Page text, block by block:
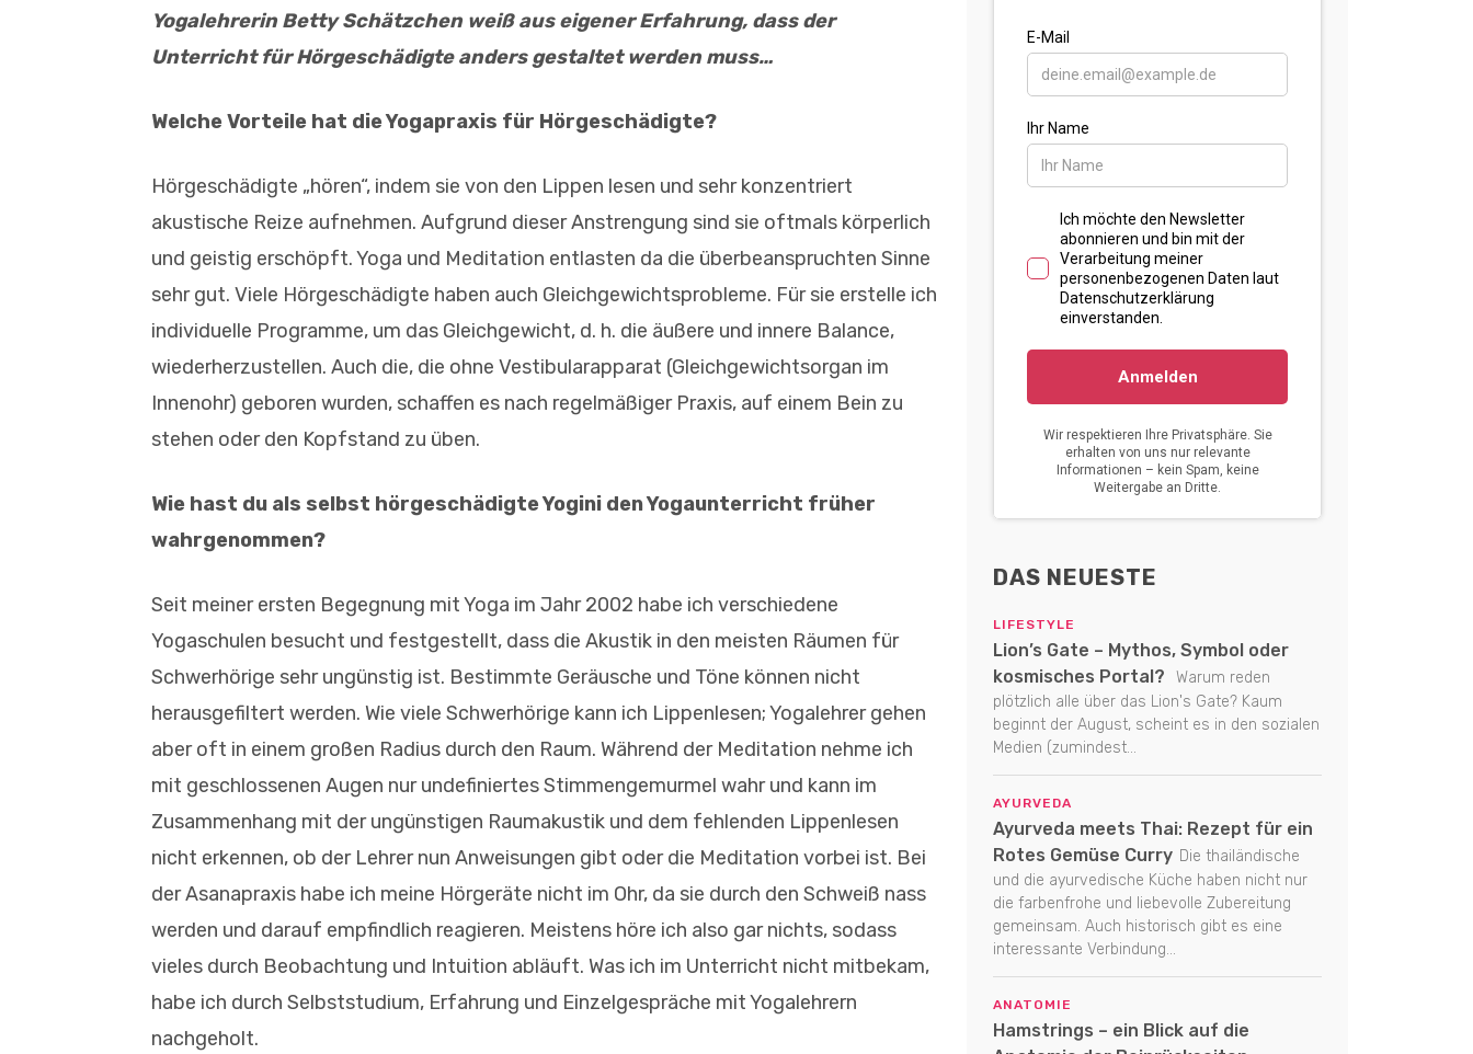
Yogalehrerin Betty Schätzchen weiß aus eigener Erfahrung, dass der
Unterricht für Hörgeschädigte anders gestaltet werden muss…
Welche Vorteile hat die Yogapraxis für Hörgeschädigte?
Hörgeschädigte „hören“, indem sie von den Lippen lesen und sehr konzentriert
akustische Reize aufnehmen. Aufgrund dieser Anstrengung sind sie oftmals körperlich
und geistig erschöpft. Yoga und Meditation entlasten da die überbeanspruchten Sinne
sehr gut. Viele Hörgeschädigte haben auch Gleichgewichtsprobleme. Für sie erstelle ich
individuelle Programme, um das Gleichgewicht, d. h. die äußere und innere Balance,
wiederherzustellen. Auch die, die ohne Vestibularapparat (Gleichgewichtsorgan im
Innenohr) geboren wurden, schaffen es nach regelmäßiger Praxis, auf einem Bein zu
stehen oder den Kopfstand zu üben.
Wie hast du als selbst hörgeschädigte Yogini den Yogaunterricht früher
wahrgenommen?
Seit meiner ersten Begegnung mit Yoga im Jahr 2002 habe ich verschiedene
Yogaschulen besucht und festgestellt, dass die Akustik in den meisten Räumen für
Schwerhörige sehr ungünstig ist. Bestimmte Geräusche und Töne können nicht
herausgefiltert werden. Wie viele Schwerhörige kann ich Lippenlesen; Yogalehrer gehen
aber oft in einem großen Radius durch den Raum. Während der Meditation nehme ich
mit geschlossenen Augen nur undefiniertes Stimmengemurmel wahr und kann im
Zusammenhang mit der ungünstigen Raumakustik und dem fehlenden Lippenlesen
nicht erkennen, ob der Lehrer nun Anweisungen gibt oder die Meditation vorbei ist. Bei
der Asanapraxis habe ich meine Hörgeräte nicht im Ohr, da sie durch den Schweiß nass
werden und darauf empfindlich reagieren. Meistens höre ich also gar nichts, sodass
vieles durch Beobachtung und Intuition abläuft. Was ich im Unterricht nicht mitbekam,
habe ich durch Selbststudium, Erfahrung und Einzelgespräche mit Yogalehrern
nachgeholt.
DAS NEUESTE
LIFESTYLE
Lion’s Gate – Mythos, Symbol oder
kosmisches Portal?
Warum reden
plötzlich alle über das Lion's Gate? Kaum
beginnt der August, scheint es in den sozialen
Medien (zumindest...
AYURVEDA
Ayurveda meets Thai: Rezept für ein
Rotes Gemüse Curry Die thailändische
und die ayurvedische Küche haben nicht nur
die farbenfrohe und liebevolle Zubereitung
gemeinsam. Auch historisch gibt es eine
interessante Verbindung...
ANATOMIE
Hamstrings – ein Blick auf die